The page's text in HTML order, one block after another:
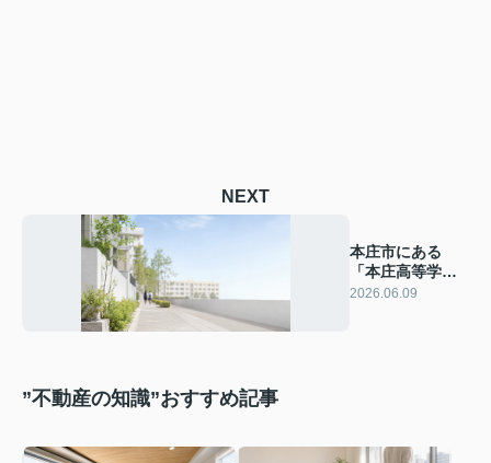
NEXT
本庄市にある
「本庄高等学
校」の概要！学
2026.06.09
”不動産の知識”おすすめ記事